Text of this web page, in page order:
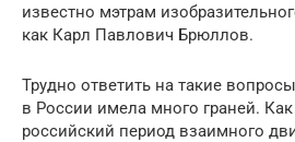
известно мэтрам
как Карл Павлович Брюллов.
Трудно ответить на такие
в России имела много граней.
российский период взаимного